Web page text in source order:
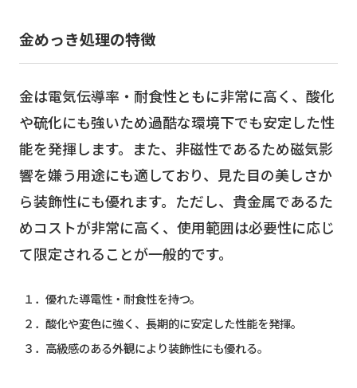
金めっき処理の特徴
金は電気伝導率・耐食性ともに非常に高く、酸化
や硫化にも強いため過酷な環境下でも安定した性
能を発揮します。また、非磁性であるため磁気影
響を嫌う用途にも適しており、見た目の美しさか
ら装飾性にも優れます。ただし、貴金属であるた
めコストが非常に高く、使用範囲は必要性に応じ
て限定されることが一般的です。
１．優れた導電性・耐食性を持つ。
２．酸化や変色に強く、長期的に安定した性能を発揮。
３．高級感のある外観により装飾性にも優れる。